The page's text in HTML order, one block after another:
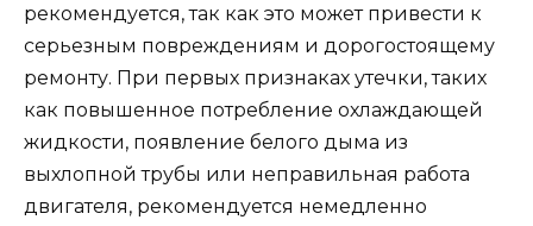
рекомендуется, так как это может привести к
серьезным повреждениям и дорогостоящему
ремонту. При первых признаках утечки, таких
как повышенное потребление охлаждающей
жидкости, появление белого дыма из
выхлопной трубы или неправильная работа
двигателя, рекомендуется немедленно